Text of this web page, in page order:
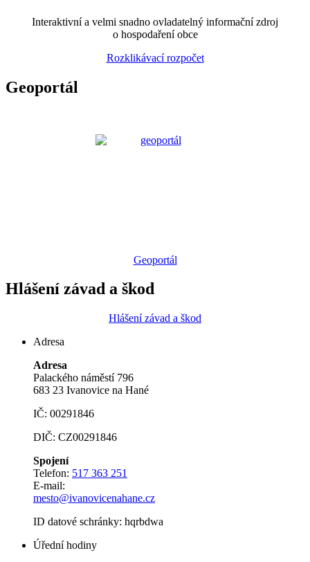
Interaktivní a velmi snadno ovladatelný informační zdroj
o hospodaření obce
Rozklikávací rozpočet
Geoportál
Geoportál
Hlášení závad a škod
Hlášení závad a škod
Adresa
Adresa
Palackého náměstí 796
683 23 Ivanovice na Hané
IČ: 00291846
DIČ: CZ00291846
Spojení
Telefon: 517 363 251
E-mail:
mesto@ivanovicenahane.cz
ID datové schránky: hqrbdwa
Úřední hodiny